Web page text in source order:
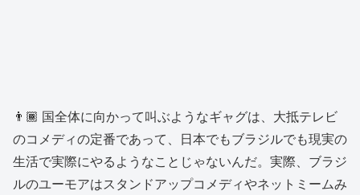
👨🏾 国全体に向かって叫ぶようなギャグは、大抵テレビ
のコメディの定番であって、日本でもブラジルでも現実の
生活で実際にやるようなことじゃないんだ。実際、ブラジ
ルのユーモアはスタンドアップコメディやネットミームみ